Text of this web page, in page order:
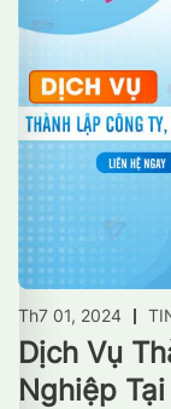
Th7 01, 2024
Dịch Vụ
Nghiệp